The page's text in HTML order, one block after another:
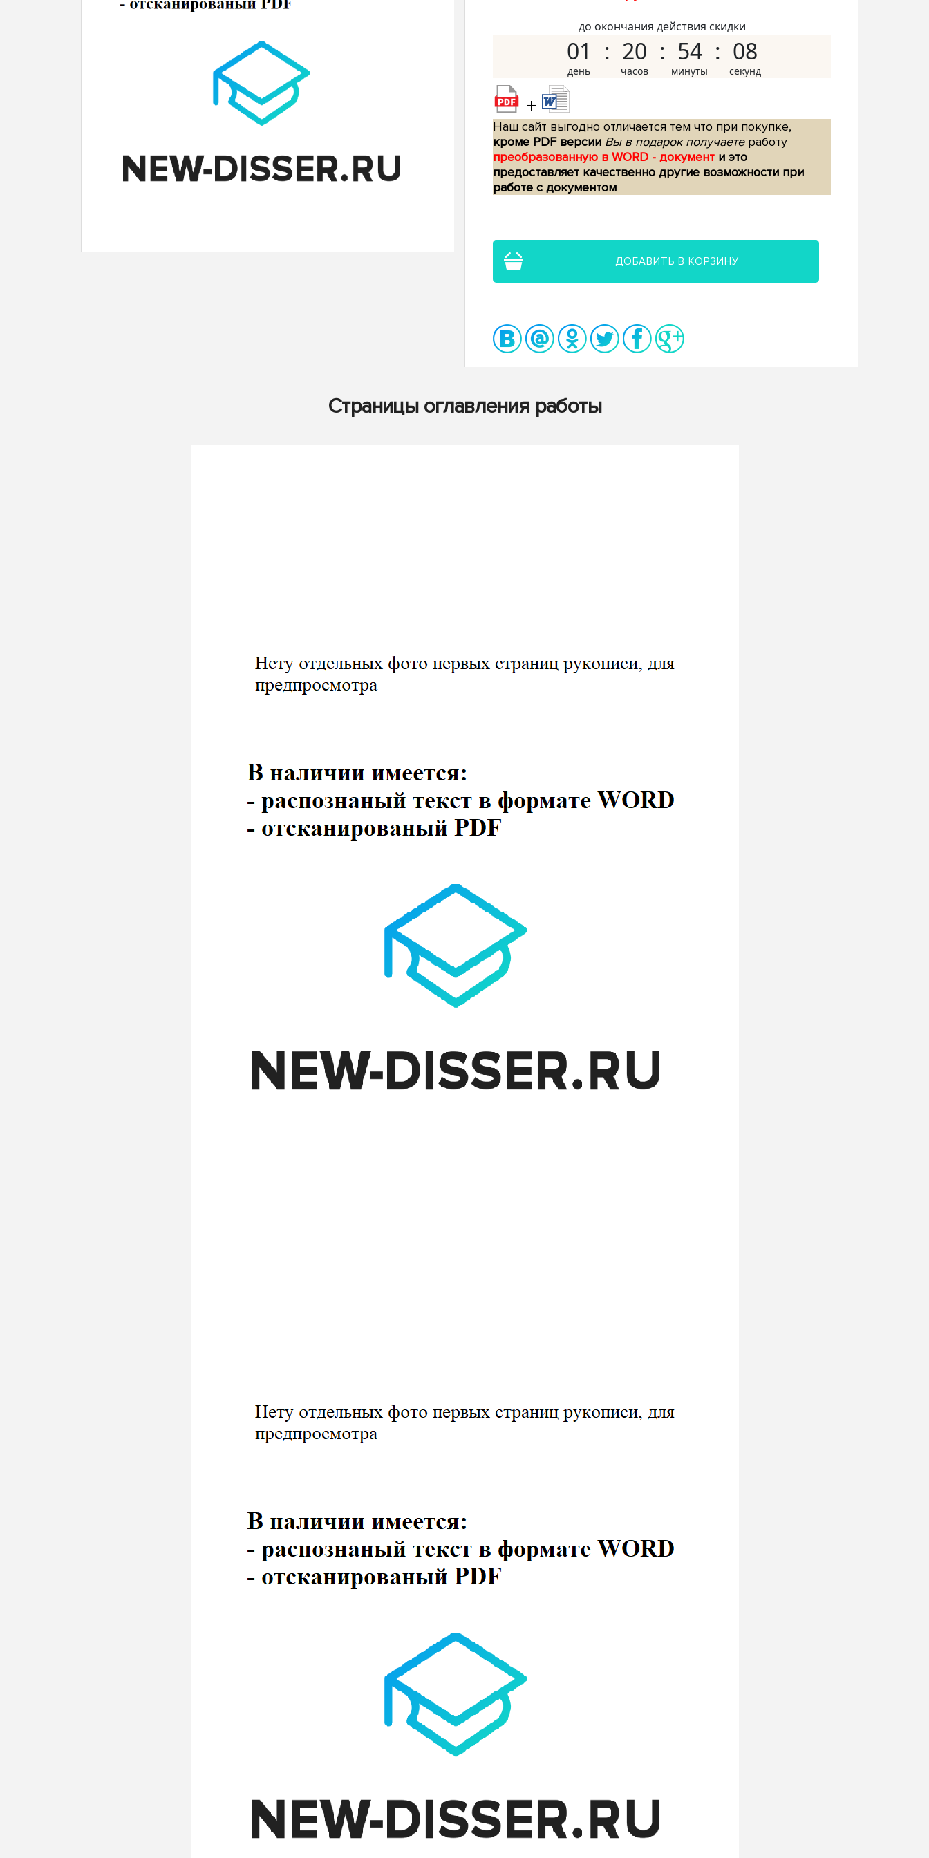
до окончания действия скидки
01 20 54 07
+
Наш сайт выгодно отличается тем что при покупке,
кроме PDF версии Вы в подарок получаетеработу
преобразованную в WORD - документ и это
предоставляет качественно другие возможности при
работе с документом
ДОБАВИТЬ В КОРЗИНУ
Страницы оглавления работы